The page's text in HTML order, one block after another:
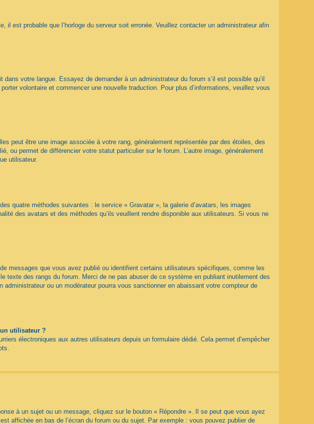
il est probable que l’horloge du serveur soit erronée. Veuillez contacter un administrateur afin
votre langue. Essayez de demander à un administrateur du forum s’il est possible qu’il
volontaire et commencer une nouvelle traduction. Pour plus d’informations, veuillez vous
peut être une image associée à votre rang, généralement représentée par des étoiles, des
ou permet de différencier votre statut particulier sur le forum. L’autre image, généralement
utilisateur.
quatre méthodes suivantes : le service « Gravatar », la galerie d’avatars, les images
des avatars et des méthodes qu’ils veuillent rendre disponible aux utilisateurs. Si vous ne
messages que vous avez publié ou identifient certains utilisateurs spécifiques, comme les
des rangs du forum. Merci de ne pas abuser de ce système en publiant inutilement des
ou un modérateur pourra vous sanctionner en abaissant votre compteur de
utilisateur ?
électroniques aux autres utilisateurs depuis un formulaire dédié. Cela permet d’empêcher
à un sujet ou un message, cliquez sur le bouton « Répondre ». Il se peut que vous ayez
affichée en bas de l’écran du forum ou du sujet. Par exemple : vous pouvez publier de